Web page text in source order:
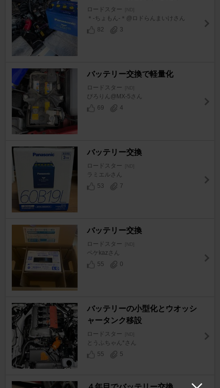
ロードスター [ND]
＊-ちょもん-＊@ロドらんまいけさん
82
3
バッテリー交換で軽量化
ロードスター [ND]
ぴろりん@MX-5さん
69
4
バッテリー交換
ロードスター [ND]
ラミエルさん
53
7
バッテリー交換
ロードスター [ND]
ペケkazさん
55
0
バッテリーの小型化とウオッシ
ャータンク移設
ロードスター [ND]
とうふちゃん*さん
55
5